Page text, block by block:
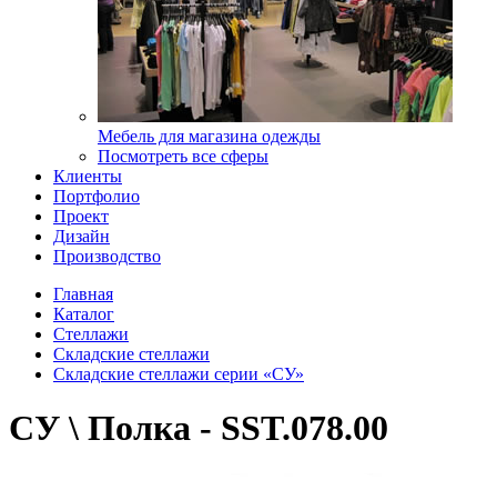
Мебель для магазина одежды
Посмотреть все сферы
Клиенты
Портфолио
Проект
Дизайн
Производство
Главная
Каталог
Стеллажи
Складские стеллажи
Складские стеллажи серии «СУ»
СУ \ Полка - SST.078.00